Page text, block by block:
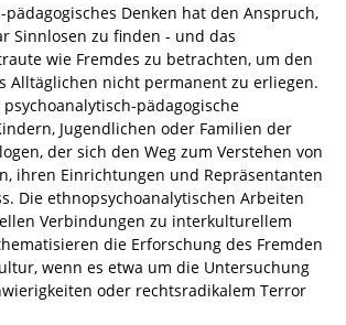
pädagogisches Denken hat den Anspruch,
Sinnlosen zu finden - und das
wie Fremdes zu betrachten, um den
Alltäglichen nicht permanent zu erliegen.
pädagogische
Jugendlichen oder Familien der
der sich den Weg zum Verstehen von
ihren Einrichtungen und Repräsentanten
Die ethnopsychoanalytischen Arbeiten
Verbindungen zu interkulturellem
die Erforschung des Fremden
wenn es etwa um die Untersuchung
oder rechtsradikalem Terror